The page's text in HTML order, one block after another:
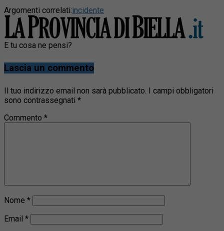
Argomenti correlati:incidente
E tu cosa ne pensi?
Lascia un commento
Il tuo indirizzo email non sarà pubblicato. I campi obbligatori
sono contrassegnati *
Commento *
Nome *
Email *